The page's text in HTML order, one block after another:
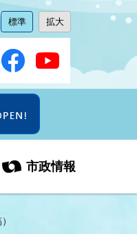
文
字
サ
イ
を
標準
に
変
文
字
サ
イ
拡大
に
変
市政情報